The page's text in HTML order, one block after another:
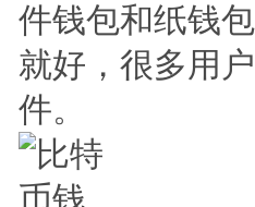
件钱包和纸钱
就好，很多用
件。